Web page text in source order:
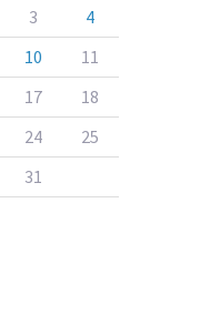
3
4
10
11
17
18
24
25
31